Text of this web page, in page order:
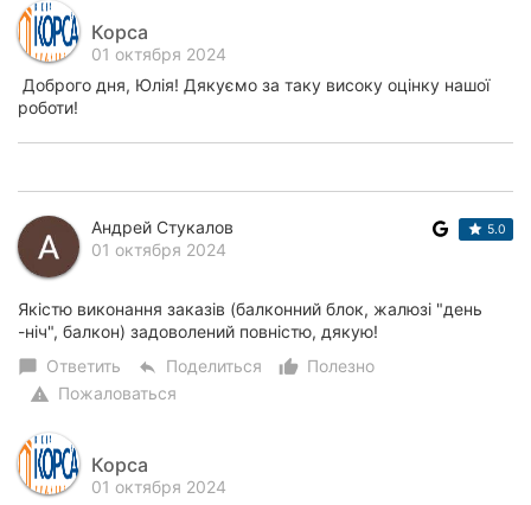
Корса
01 октября 2024
Доброго дня, Юлія! Дякуємо за таку високу оцінку нашої
роботи!
Андрей Стукалов
01 октября 2024
5.0
Якістю виконання заказів (балконний блок, жалюзі "день
-ніч", балкон) задоволений повністю, дякую!
chat_bubble Ответить reply Поделиться thumb_up_alt
Полезно
warning Пожаловаться
Корса
01 октября 2024